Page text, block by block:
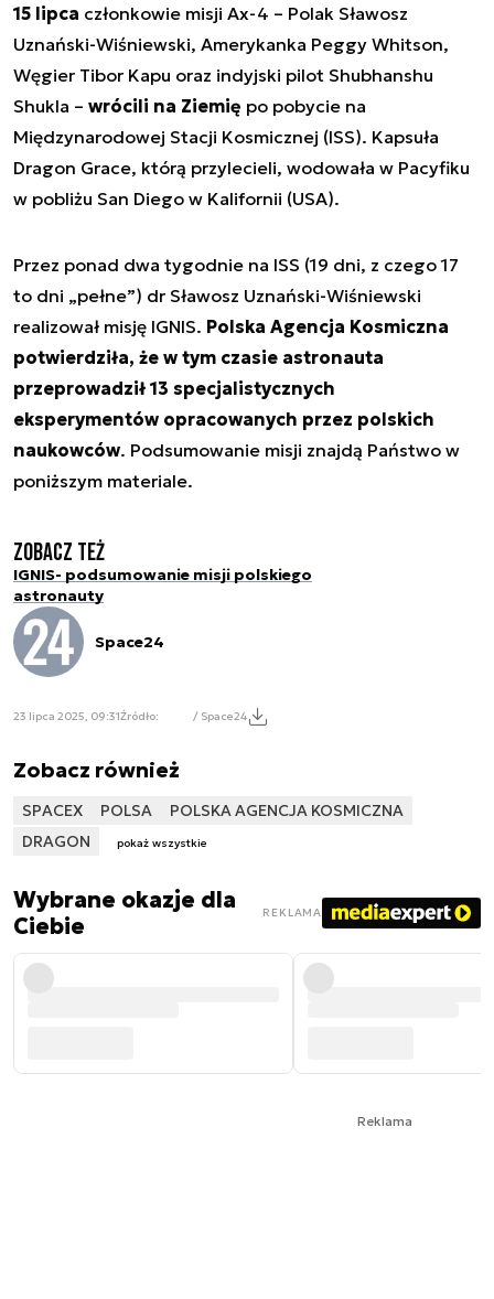
15 lipca członkowie misji Ax-4 – Polak Sławosz
Uznański-Wiśniewski, Amerykanka Peggy Whitson,
Węgier Tibor Kapu oraz indyjski pilot Shubhanshu
Shukla – wrócili na Ziemię po pobycie na
Międzynarodowej Stacji Kosmicznej (ISS). Kapsuła
Dragon Grace, którą przylecieli, wodowała w Pacyfiku
w pobliżu San Diego w Kalifornii (USA).
Przez ponad dwa tygodnie na ISS (19 dni, z czego 17
to dni „pełne”) dr Sławosz Uznański-Wiśniewski
realizował misję IGNIS. Polska Agencja Kosmiczna
potwierdziła, że w tym czasie astronauta
przeprowadził 13 specjalistycznych
eksperymentów opracowanych przez polskich
naukowców. Podsumowanie misji znajdą Państwo w
poniższym materiale.
Zobacz też
IGNIS- podsumowanie misji polskiego
astronauty
Space24
23 lipca 2025, 09:31Źródło: / Space24
Zobacz również
SPACEX POLSA
POLSKA AGENCJA KOSMICZNA
DRAGON
pokaż wszystkie
Wybrane okazje dla
Ciebie
REKLAMA
Reklama